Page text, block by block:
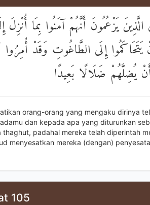
الَّذِينَ يَزْعُمُونَ أَنَّهُمْ آمَنُوا بِمَا
إِلَى الطَّاغُوتِ وَقَدْ
يُضِلَّهُمْ ضَلَالًا بَعِيدًا
orang-orang yang mengaku dirinya
dan kepada apa yang diturunkan
padahal mereka telah diperintah
menyesatkan mereka (dengan)
105